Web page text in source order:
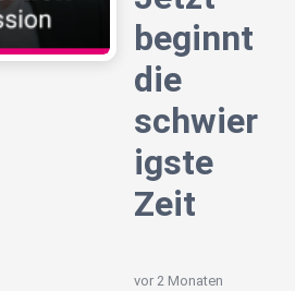
beginnt
die
schwier
igste
Zeit
vor 2 Monaten